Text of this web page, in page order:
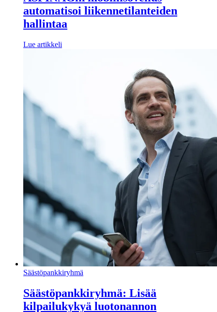
automatisoi liikennetilanteiden
hallintaa
Lue artikkeli
Säästöpankkiryhmä
Säästöpankkiryhmä: Lisää
kilpailukykyä luotonannon